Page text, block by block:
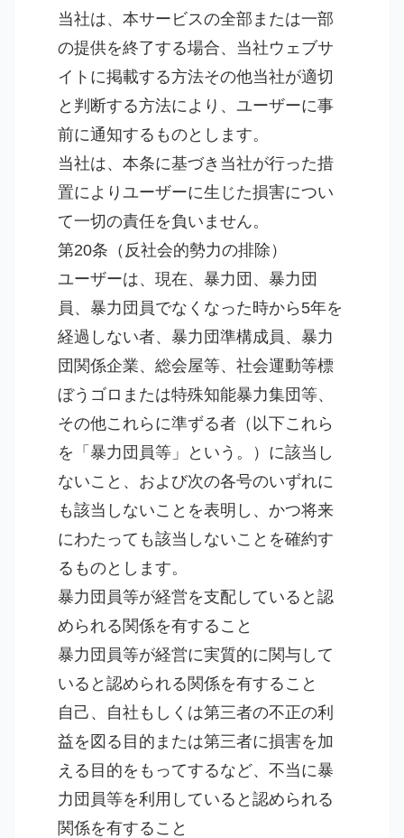
当社は、本サービスの全部または一部
の提供を終了する場合、当社ウェブサ
イトに掲載する方法その他当社が適切
と判断する方法により、ユーザーに事
前に通知するものとします。
当社は、本条に基づき当社が行った措
置によりユーザーに生じた損害につい
て一切の責任を負いません。
第20条（反社会的勢力の排除）
ユーザーは、現在、暴力団、暴力団
員、暴力団員でなくなった時から5年を
経過しない者、暴力団準構成員、暴力
団関係企業、総会屋等、社会運動等標
ぼうゴロまたは特殊知能暴力集団等、
その他これらに準ずる者（以下これら
を「暴力団員等」という。）に該当し
ないこと、および次の各号のいずれに
も該当しないことを表明し、かつ将来
にわたっても該当しないことを確約す
るものとします。
暴力団員等が経営を支配していると認
められる関係を有すること
暴力団員等が経営に実質的に関与して
いると認められる関係を有すること
自己、自社もしくは第三者の不正の利
益を図る目的または第三者に損害を加
える目的をもってするなど、不当に暴
力団員等を利用していると認められる
関係を有すること